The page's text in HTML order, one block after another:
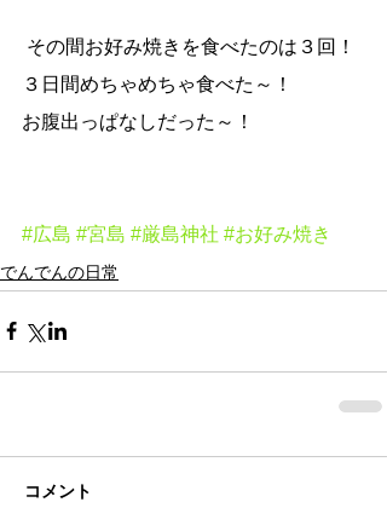
その間お好み焼きを食べたのは３回！
３日間めちゃめちゃ食べた～！
お腹出っぱなしだった～！
#広島 #宮島 #厳島神社 #お好み焼き
でんでんの日常
コメント